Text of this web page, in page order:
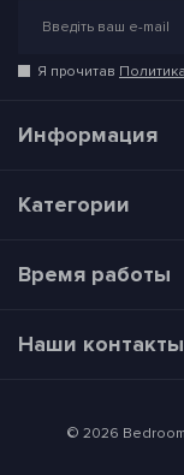
Я прочитав
Информация
Категории
Время работы
Наши контакты
© 2026